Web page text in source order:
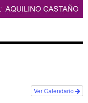
Ver Calendario